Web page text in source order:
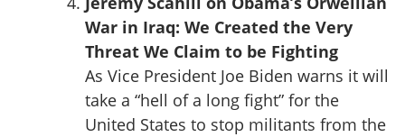
War in Iraq: We Created the Very
Threat We Claim to be Fighting
As Vice President Joe Biden warns it will
take a “hell of a long fight” for the
United States to stop militants from the